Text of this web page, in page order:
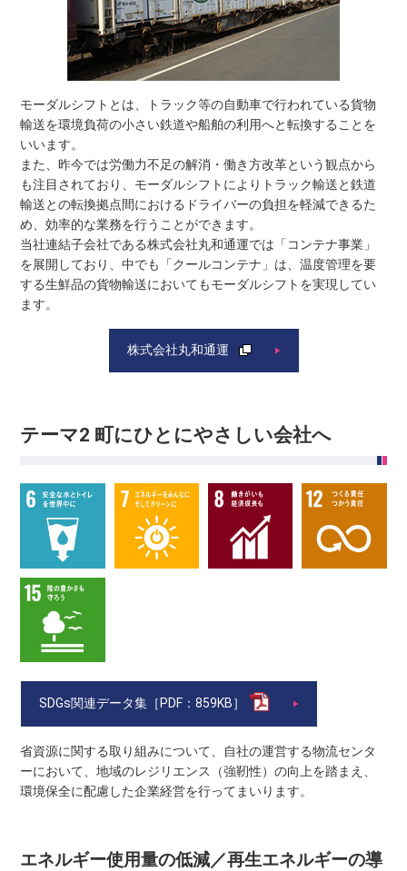
モーダルシフトとは、トラック等の自動車で行われている貨物
輸送を環境負荷の小さい鉄道や船舶の利用へと転換することを
いいます。
また、昨今では労働力不足の解消・働き方改革という観点から
も注目されており、モーダルシフトによりトラック輸送と鉄道
輸送との転換拠点間におけるドライバーの負担を軽減できるた
め、効率的な業務を行うことができます。
当社連結子会社である株式会社丸和通運では「コンテナ事業」
を展開しており、中でも「クールコンテナ」は、温度管理を要
する生鮮品の貨物輸送においてもモーダルシフトを実現してい
ます。
株式会社丸和通運
テーマ2 町にひとにやさしい会社へ
SDGs関連データ集［PDF：859KB］
省資源に関する取り組みについて、自社の運営する物流センタ
ーにおいて、地域のレジリエンス（強靭性）の向上を踏まえ、
環境保全に配慮した企業経営を行ってまいります。
エネルギー使用量の低減／再生エネルギーの導